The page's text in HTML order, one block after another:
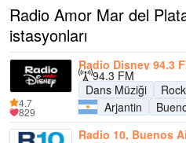
Radio Amor Mar del
istasyonları
Radio Disney 94.3
94.3 FM
Dans Müziği
Rock
Arjantin
4.7
829
Radio 10, Buenos